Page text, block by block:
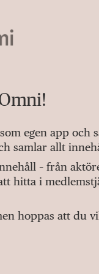
egen app och
samlar allt
– från
hitta i
hoppas att du